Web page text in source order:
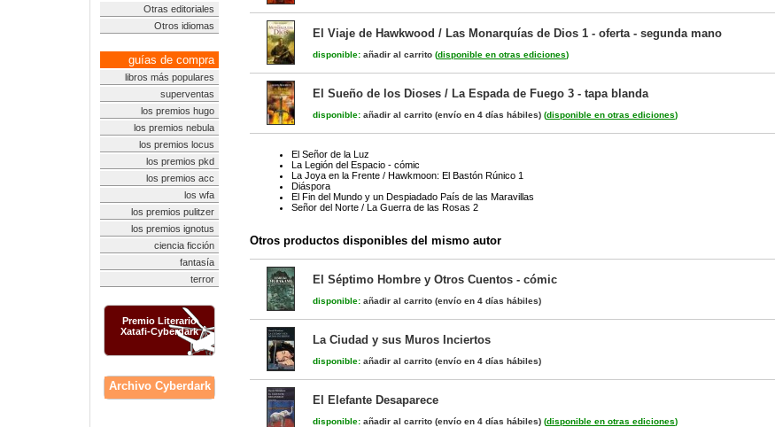
Otras editoriales
Otros idiomas
guías de compra
libros más populares
superventas
los premios hugo
los premios nebula
los premios locus
los premios pkd
los premios acc
los wfa
los premios pulitzer
los premios ignotus
ciencia ficción
fantasía
terror
Premio Literario
Xatafi-Cyberdark
Archivo Cyberdark
El Viaje de Hawkwood / Las Monarquías de Dios 1 - oferta - segunda mano
disponible: añadir al carrito (disponible en otras ediciones)
El Sueño de los Dioses / La Espada de Fuego 3 - tapa blanda
disponible: añadir al carrito (envío en 4 días hábiles) (disponible en otras ediciones)
El Señor de la Luz
La Legión del Espacio - cómic
La Joya en la Frente / Hawkmoon: El Bastón Rúnico 1
Diáspora
El Fin del Mundo y un Despiadado País de las Maravillas
Señor del Norte / La Guerra de las Rosas 2
Otros productos disponibles del mismo autor
El Séptimo Hombre y Otros Cuentos - cómic
disponible: añadir al carrito (envío en 4 días hábiles)
La Ciudad y sus Muros Inciertos
disponible: añadir al carrito (envío en 4 días hábiles)
El Elefante Desaparece
disponible: añadir al carrito (envío en 4 días hábiles) (disponible en otras ediciones)